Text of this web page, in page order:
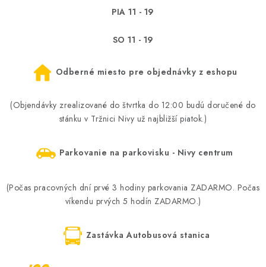
PIA 11 - 19
SO 11 - 19
Odberné miesto pre objednávky z eshopu
(Objendávky zrealizované do štvrtka do 12:00 budú doručené do
stánku v Tržnici Nivy už najbližší piatok.)
Parkovanie na parkovisku - Nivy centrum
(Počas pracovných dní prvé 3 hodiny parkovania ZADARMO. Počas
víkendu prvých 5 hodín ZADARMO.)
Zastávka Autobusová stanica